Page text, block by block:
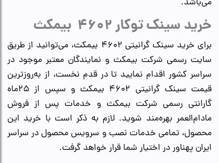
خرید سینک توکار ۴۶۰۲ بیمکث
برای خرید سینک گرانیتی ۴۶۰۲ بیمکث، می‌توانید از طریق
سایت رسمی شرکت بیمکث و نمایندگان معتبر موجود در
سراسر کشور اقدام نمایید تا در قدم نخست، از به‌روزترین
قیمت سینک گرانیتی ۴۶۰۲ بیمکث و سپس از ۲۵ماه
گارانتی رسمی شرکت بیمکث و خدمات پس از فروش
مادام‌العمر بهره‌مند شوید. لازم به ذکر است با خرید این
محصول، تمامی خدمات نصب و سرویس محصول در سراسر
ایران پهناور در اختیار شما قرار خواهد گرفت.